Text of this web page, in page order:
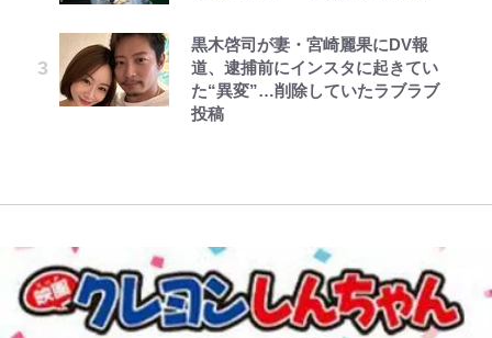
黒木啓司が妻・宮崎麗果にDV報
道、逮捕前にインスタに起きてい
た“異変”…削除していたラブラブ
投稿
公式-超難関ダンジョンで10万年修
行した結果、世界最強に~最弱無能
の下剋上~ 第37話(1)
1万円超えも「納得のクオリティ」
『この素晴らしい世界に祝福を！』
10万針以上の密度で再現された“め
ぐみん刺繍ワークシャツ”にファン
レビュー『仮面家族』悠木シュン・
著
「のりの芝居は観たいと」藤原紀香
が明かす夫・片岡愛之助との関係
性…互いに一番のお客さんで刺激を
とうちゃんが出世するゾ
時間半ハイキング」パノラマ絶景レ
ポ【福島県福島市】
「電気風呂の数は全国一」温泉じゃ
手は【Jリーグ開幕｢初めての秋春
制｣の大激論】(4)
｢知念さんを煽ってたのと同じ